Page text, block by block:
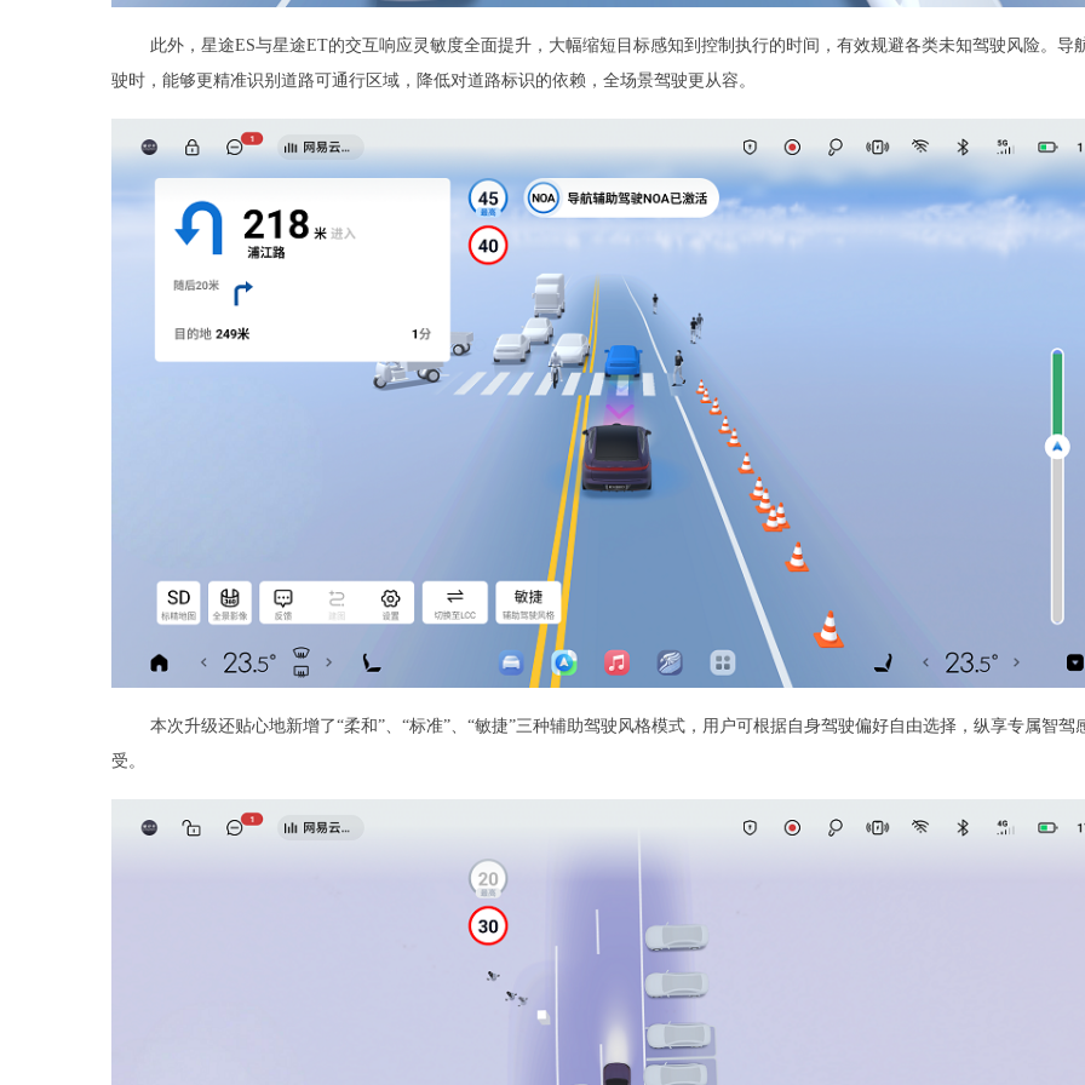
此外，星途ES与星途ET的交互响应灵敏度全面提升，大幅缩短目标感知到控制执行的时间，有效规避各类未知驾驶风险。导
驶时，能够更精准识别道路可通行区域，降低对道路标识的依赖，全场景驾驶更从容。
本次升级还贴心地新增了“柔和”、“标准”、“敏捷”三种辅助驾驶风格模式，用户可根据自身驾驶偏好自由选择，纵享专属智驾
受。